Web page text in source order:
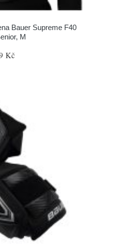
Bauer Supreme F40
M
Kč